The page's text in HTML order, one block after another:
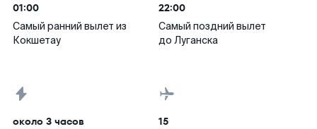
01:00
Самый ранний вылет из
Кокшетау
22:00
Самый поздний вылет
до Луганска
около 3 часов 15